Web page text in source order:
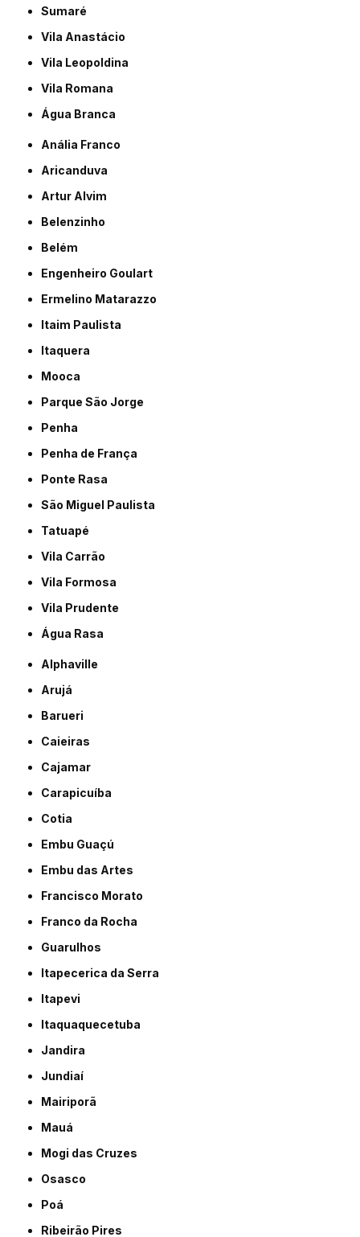
Sumaré
Vila Anastácio
Vila Leopoldina
Vila Romana
Água Branca
Anália Franco
Aricanduva
Artur Alvim
Belenzinho
Belém
Engenheiro Goulart
Ermelino Matarazzo
Itaim Paulista
Itaquera
Mooca
Parque São Jorge
Penha
Penha de França
Ponte Rasa
São Miguel Paulista
Tatuapé
Vila Carrão
Vila Formosa
Vila Prudente
Água Rasa
Alphaville
Arujá
Barueri
Caieiras
Cajamar
Carapicuíba
Cotia
Embu Guaçú
Embu das Artes
Francisco Morato
Franco da Rocha
Guarulhos
Itapecerica da Serra
Itapevi
Itaquaquecetuba
Jandira
Jundiaí
Mairiporã
Mauá
Mogi das Cruzes
Osasco
Poá
Ribeirão Pires